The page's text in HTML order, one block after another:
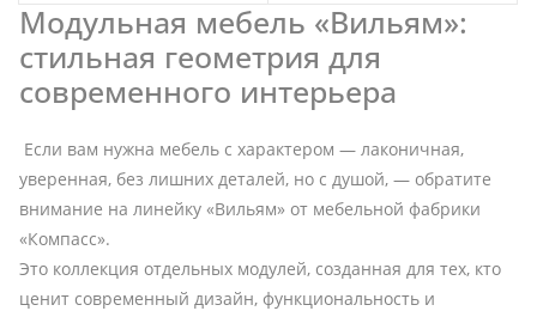
Модульная мебель «Вильям»:
стильная геометрия для
современного интерьера
Если вам нужна мебель с характером — лаконичная,
уверенная, без лишних деталей, но с душой, — обратите
внимание на линейку «Вильям» от мебельной фабрики
«Компасс».
Это коллекция отдельных модулей, созданная для тех, кто
ценит современный дизайн, функциональность и